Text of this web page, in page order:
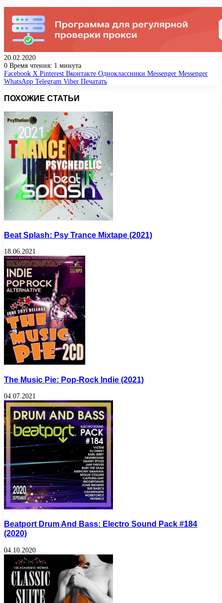
20.02.2020
0 Время чтения: 1 минута
Facebook X Pinterest Вконтакте Одноклассники Messenger Messenger
WhatsApp Telegram Viber Печатать
ПОХОЖИЕ СТАТЬИ
Beat Splash: Psy Trance Mixtape (2021)
18.06.2021
The Music Pie: Pop-Rock Indie (2021)
04.07.2021
Beatport Drum And Bass: Electro Sound Pack #184
(2020)
04.10.2020